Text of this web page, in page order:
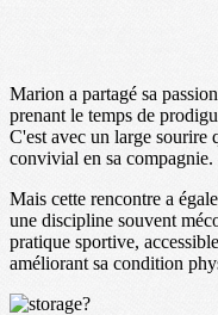
Marion a partagé sa
prenant le temps de
C'est avec un large sourire
convivial en sa compagnie.
Mais cette rencontre a
une discipline souvent
pratique sportive,
améliorant sa condition